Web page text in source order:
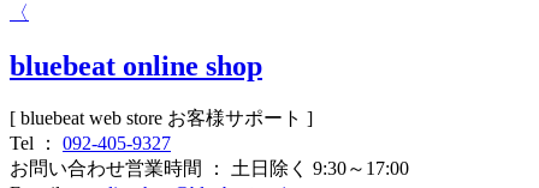
〈
bluebeat online shop
[ bluebeat web store お客様サポート ]
Tel ： 092-405-9327
お問い合わせ営業時間 ： 土日除く 9:30～17:00